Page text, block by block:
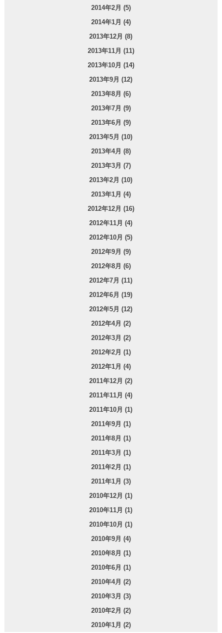
2014年2月 (5)
2014年1月 (4)
2013年12月 (8)
2013年11月 (11)
2013年10月 (14)
2013年9月 (12)
2013年8月 (6)
2013年7月 (9)
2013年6月 (9)
2013年5月 (10)
2013年4月 (8)
2013年3月 (7)
2013年2月 (10)
2013年1月 (4)
2012年12月 (16)
2012年11月 (4)
2012年10月 (5)
2012年9月 (9)
2012年8月 (6)
2012年7月 (11)
2012年6月 (19)
2012年5月 (12)
2012年4月 (2)
2012年3月 (2)
2012年2月 (1)
2012年1月 (4)
2011年12月 (2)
2011年11月 (4)
2011年10月 (1)
2011年9月 (1)
2011年8月 (1)
2011年3月 (1)
2011年2月 (1)
2011年1月 (3)
2010年12月 (1)
2010年11月 (1)
2010年10月 (1)
2010年9月 (4)
2010年8月 (1)
2010年6月 (1)
2010年4月 (2)
2010年3月 (3)
2010年2月 (2)
2010年1月 (2)